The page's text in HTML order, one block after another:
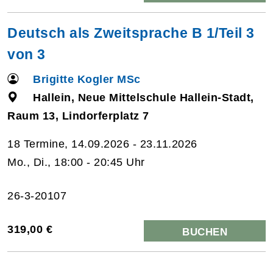
Deutsch als Zweitsprache B 1/Teil 3
von 3
Brigitte Kogler MSc
Hallein, Neue Mittelschule Hallein-Stadt,
Raum 13, Lindorferplatz 7
18 Termine, 14.09.2026 - 23.11.2026
Mo., Di., 18:00 - 20:45 Uhr
26-3-20107
319,00 € BUCHEN